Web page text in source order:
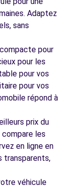
Adaptez
sans
pour
pour les
pour vos
pour vos
répond à
prix du
les
en ligne en
transparents,
véhicule